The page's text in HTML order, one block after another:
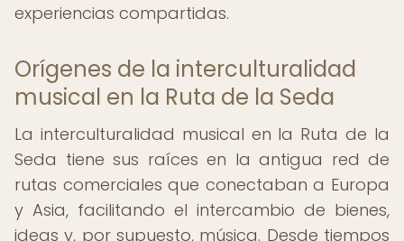
experiencias compartidas.
Orígenes de la interculturalidad
musical en la Ruta de la Seda
La interculturalidad musical en la Ruta de la
Seda tiene sus raíces en la antigua red de
rutas comerciales que conectaban a Europa
y Asia, facilitando el intercambio de bienes,
ideas y, por supuesto, música. Desde tiempos